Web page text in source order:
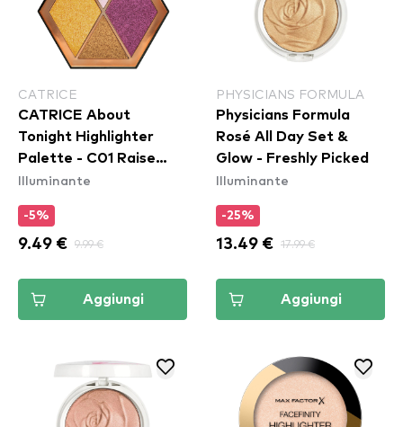
CATRICE
CATRICE About
Tonight Highlighter
Palette - C01 Raise
Your Glass
Illuminante
-5%
9.49 € 9.99 €
Aggiungi
PHYSICIANS FORMULA
Physicians Formula
Rosé All Day Set &
Glow - Freshly Picked
Illuminante
-25%
13.49 € 17.99 €
Aggiungi